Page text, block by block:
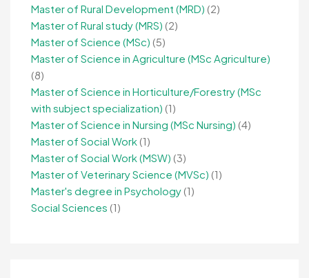
Master of Rural Development (MRD) (2)
Master of Rural study (MRS) (2)
Master of Science (MSc) (5)
Master of Science in Agriculture (MSc Agriculture)
(8)
Master of Science in Horticulture/Forestry (MSc
with subject specialization) (1)
Master of Science in Nursing (MSc Nursing) (4)
Master of Social Work (1)
Master of Social Work (MSW) (3)
Master of Veterinary Science (MVSc) (1)
Master's degree in Psychology (1)
Social Sciences (1)